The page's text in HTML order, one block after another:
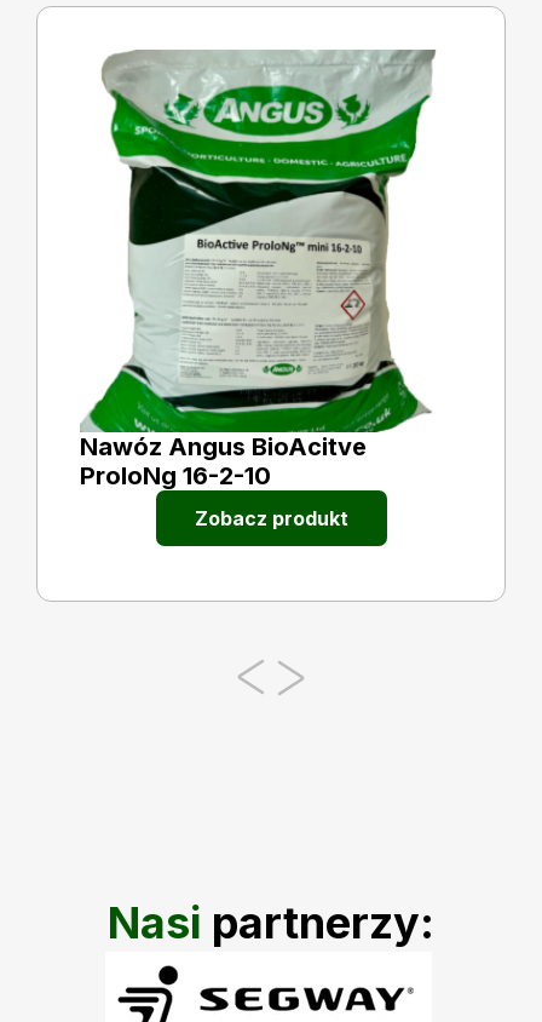
Nawóz Angus BioAcitve
ProloNg 16-2-10
Zobacz produkt
Nasi partnerzy: